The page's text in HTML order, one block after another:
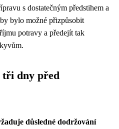
s dostatečným předstihem a
bylo možné přizpůsobit
potravy a předejít tak
tři dny před
důsledné dodržování